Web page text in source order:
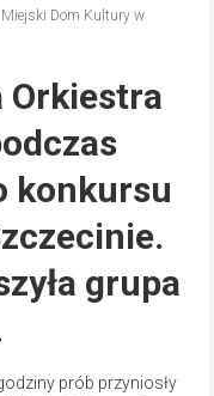
Miejski Dom Kultury w
Orkiestra
konkursu
grupa
prób przyniosły